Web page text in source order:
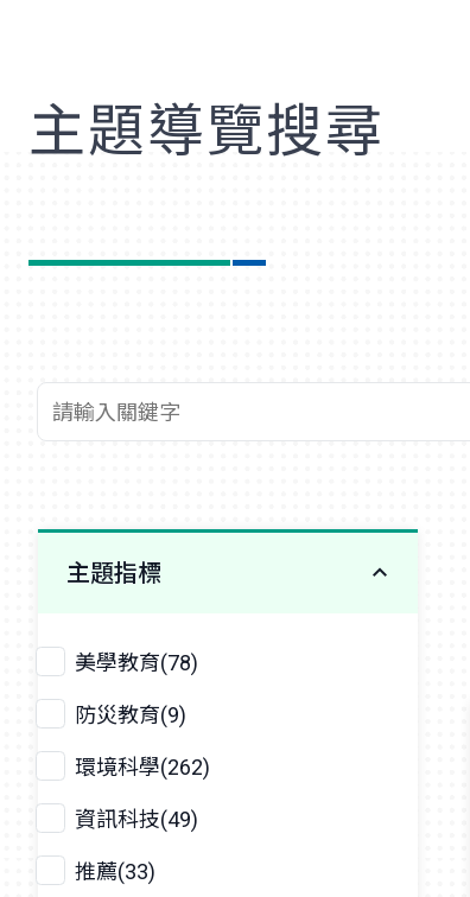
主題導覽搜尋
查詢關鍵字
主題指標
美學教育(78)
防災教育(9)
環境科學(262)
資訊科技(49)
推薦(33)